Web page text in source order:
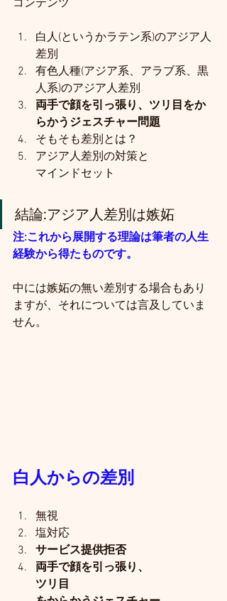
コンテンツ
白人(というかラテン系)のアジア人
差別
有色人種(アジア系、アラブ系、黒
人系)のアジア人差別
両手で顔を引っ張り、ツリ目をか
らかうジェスチャー問題
そもそも差別とは？
アジア人差別の対策と
マインドセット
結論:アジア人差別は嫉妬
注:これから展開する理論は筆者の人生
経験から得たものです。
中には嫉妬の無い差別する場合もあり
ますが、それについては言及していま
せん。
白人からの差別
無視
塩対応
サービス提供拒否
両手で顔を引っ張り、
ツリ目